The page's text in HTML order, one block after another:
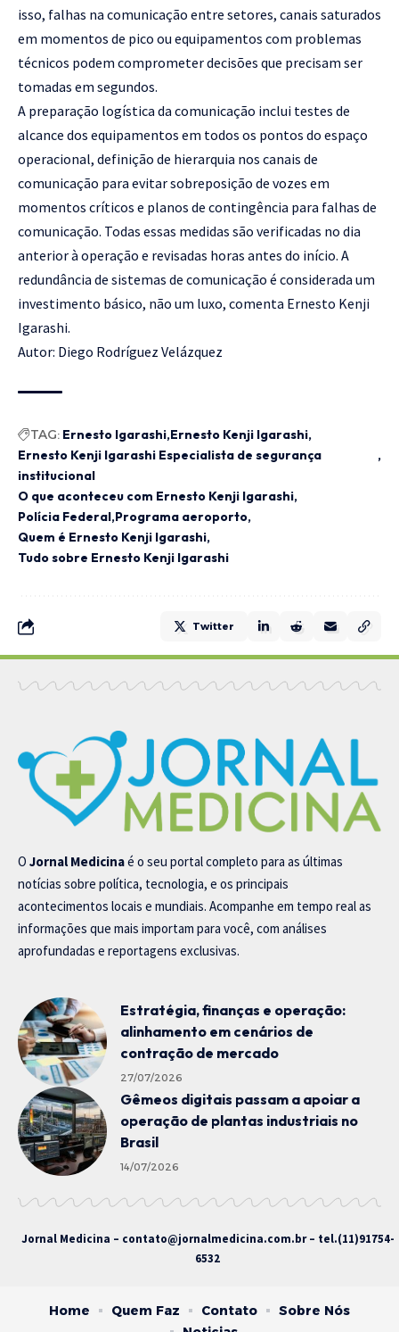
isso, falhas na comunicação entre setores, canais saturados
em momentos de pico ou equipamentos com problemas
técnicos podem comprometer decisões que precisam ser
tomadas em segundos.
A preparação logística da comunicação inclui testes de
alcance dos equipamentos em todos os pontos do espaço
operacional, definição de hierarquia nos canais de
comunicação para evitar sobreposição de vozes em
momentos críticos e planos de contingência para falhas de
comunicação. Todas essas medidas são verificadas no dia
anterior à operação e revisadas horas antes do início. A
redundância de sistemas de comunicação é considerada um
investimento básico, não um luxo, comenta Ernesto Kenji
Igarashi.
Autor: Diego Rodríguez Velázquez
TAG: Ernesto Igarashi Ernesto Kenji Igarashi
Ernesto Kenji Igarashi Especialista de segurança
institucional
O que aconteceu com Ernesto Kenji Igarashi
Polícia Federal Programa aeroporto
Quem é Ernesto Kenji Igarashi
Tudo sobre Ernesto Kenji Igarashi
Twitter
O Jornal Medicinaé o seu portal completo para as últimas
notícias sobre política, tecnologia, e os principais
acontecimentos locais e mundiais. Acompanhe em tempo real as
informações que mais importam para você, com análises
aprofundadas e reportagens exclusivas.
Estratégia, finanças e operação:
alinhamento em cenários de
contração de mercado
27/07/2026
Gêmeos digitais passam a apoiar a
operação de plantas industriais no
Brasil
14/07/2026
Jornal Medicina – contato@jornalmedicina.com.br– tel.(11)91754-
6532
Home Quem Faz Contato
Sobre Nós